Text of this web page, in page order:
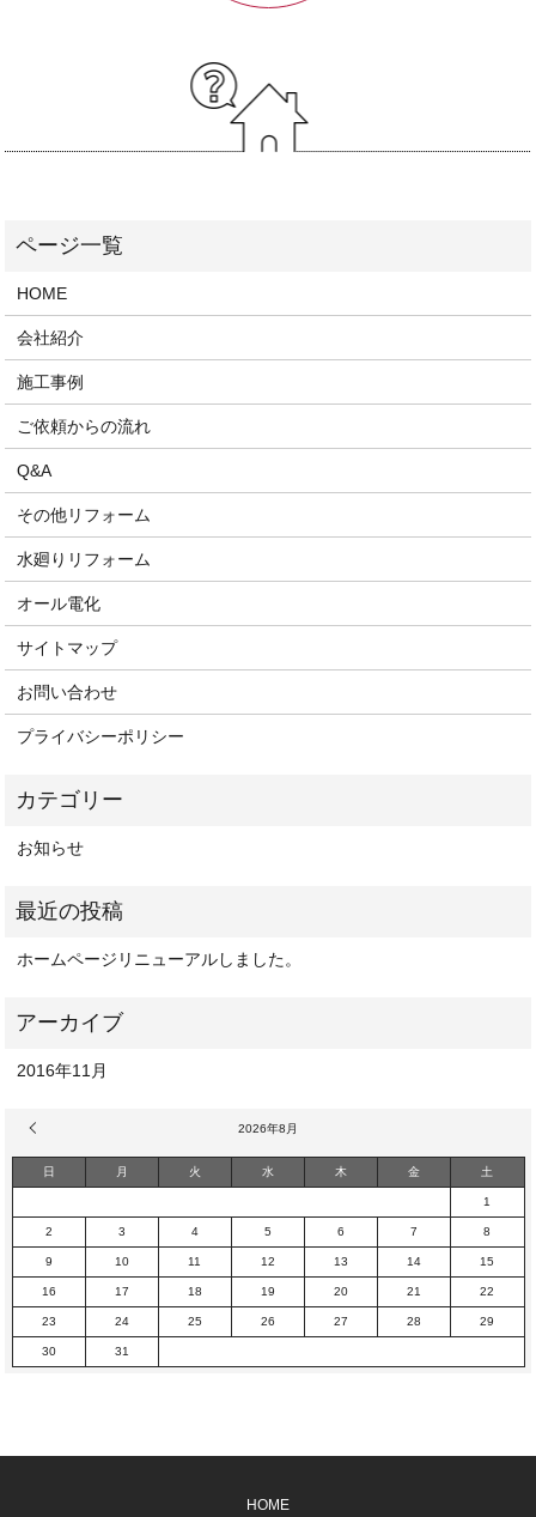
HOME
会社紹介
施工事例
ご依頼からの流れ
Q&A
その他リフォーム
水廻りリフォーム
オール電化
サイトマップ
お問い合わせ
プライバシーポリシー
お知らせ
ホームページリニューアルしました。
2016年11月
2026年8月
日 月 火 水 木 金 土
1
2 3 4 5 6 7 8
9 10 11 12 13 14 15
16 17 18 19 20 21 22
23 24 25 26 27 28 29
30 31
HOME